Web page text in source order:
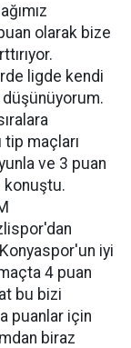
olarak bize
ligde kendi
maçları
ve 3 puan
konuştu.
iyi
4 puan
bu bizi
puanlar için
biraz